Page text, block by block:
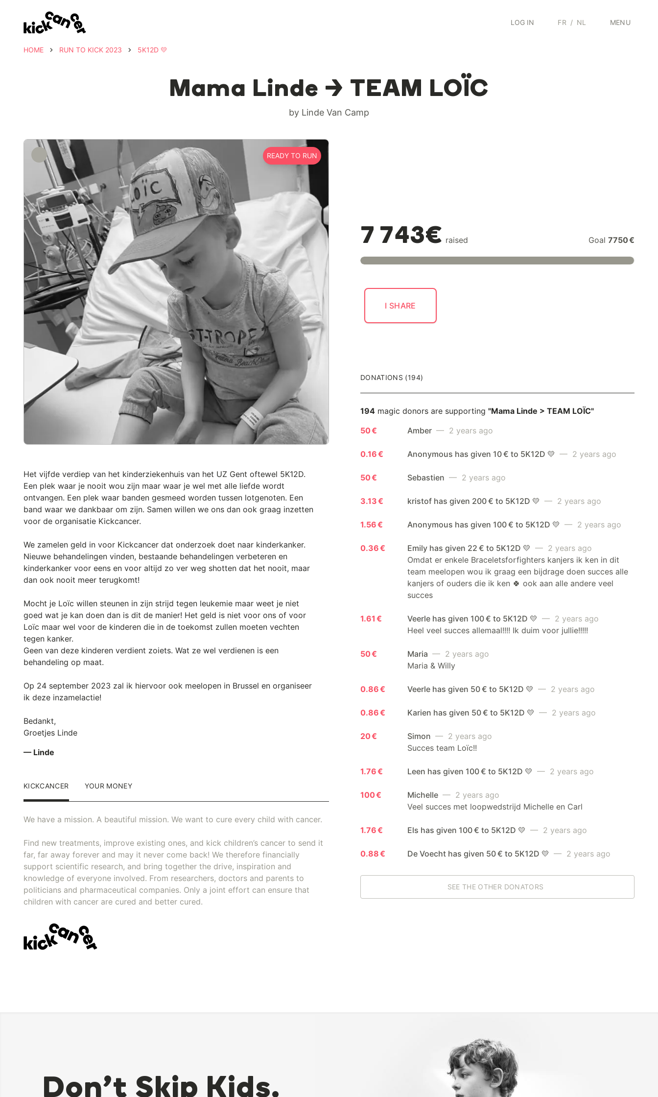
LOG IN FR / NL MENU
HOME RUN TO KICK 2023 5K12D 💛
Mama Linde > TEAM LOÏC
by Linde Van Camp
READY TO RUN
7 743€ raised Goal 7750 €
I SHARE
Het vijfde verdiep van het kinderziekenhuis van het UZ Gent oftewel 5K12D.
Een plek waar je nooit wou zijn maar waar je wel met alle liefde wordt
ontvangen. Een plek waar banden gesmeed worden tussen lotgenoten. Een
band waar we dankbaar om zijn. Samen willen we ons dan ook graag inzetten
voor de organisatie Kickcancer.
We zamelen geld in voor Kickcancer dat onderzoek doet naar kinderkanker.
Nieuwe behandelingen vinden, bestaande behandelingen verbeteren en
kinderkanker voor eens en voor altijd zo ver weg shotten dat het nooit, maar
dan ook nooit meer terugkomt!
Mocht je Loïc willen steunen in zijn strijd tegen leukemie maar weet je niet
goed wat je kan doen dan is dit de manier! Het geld is niet voor ons of voor
Loïc maar wel voor de kinderen die in de toekomst zullen moeten vechten
tegen kanker.
Geen van deze kinderen verdient zoiets. Wat ze wel verdienen is een
behandeling op maat.
Op 24 september 2023 zal ik hiervoor ook meelopen in Brussel en organiseer
ik deze inzamelactie!
Bedankt,
Groetjes Linde
— Linde
KICKCANCER YOUR MONEY
We have a mission. A beautiful mission. We want to cure every child with cancer.
Find new treatments, improve existing ones, and kick children’s cancer to send it
far, far away forever and may it never come back! We therefore financially
support scientific research, and bring together the drive, inspiration and
knowledge of everyone involved. From researchers, doctors and parents to
politicians and pharmaceutical companies. Only a joint effort can ensure that
children with cancer are cured and better cured.
DONATIONS (194)
194 magic donors are supporting "Mama Linde > TEAM LOÏC"
50 €
Amber — 2 years ago
0.16 € Anonymous has given 10 € to 5K12D 💛 — 2 years ago
50 € Sebastien — 2 years ago
3.13 € kristof has given 200 € to 5K12D 💛 — 2 years ago
1.56 € Anonymous has given 100 € to 5K12D 💛 — 2 years ago
0.36 € Emily has given 22 € to 5K12D 💛 — 2 years ago
Omdat er enkele Braceletsforfighters kanjers ik ken in dit
team meelopen wou ik graag een bijdrage doen succes alle
kanjers of ouders die ik ken 🍀 ook aan alle andere veel
succes
1.61 € Veerle has given 100 € to 5K12D 💛 — 2 years ago
Heel veel succes allemaal!!!! Ik duim voor jullie!!!!!
50 € Maria — 2 years ago
Maria & Willy
0.86 € Veerle has given 50 € to 5K12D 💛 — 2 years ago
0.86 € Karien has given 50 € to 5K12D 💛 — 2 years ago
20 € Simon — 2 years ago
Succes team Loïc!!
1.76 € Leen has given 100 € to 5K12D 💛 — 2 years ago
100 € Michelle — 2 years ago
Veel succes met loopwedstrijd Michelle en Carl
1.76 € Els has given 100 € to 5K12D 💛 — 2 years ago
0.88 € De Voecht has given 50 € to 5K12D 💛 — 2 years ago
SEE THE OTHER DONATORS
Don’t Skip Kids.